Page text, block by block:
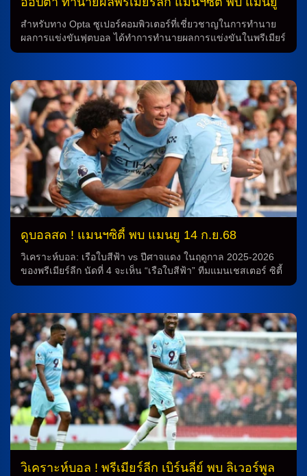
พร้อมสถิติน่าสนใจ
สำหรับทาง Opta ซูเปอร์คอมพิวเตอร์ที่เชี่ยวชาญในการทำนาย
ผลการแข่งขันฟุตบอล ได้ทำการทำนายผลการแข่งขันในพรีเมียร์
ลีกอังกฤษ นัดที่ 4 ของฤดูกาล 2025-2026 ระหว่างทีม “เรือใบสี
“ปีศาจแดง” คือ แมนฯ ยูไนเต็ด ที่อยู่ในอันดับที่ 9 ในวันอาทิตย์ที่
14 กันยายน 2568 เวลา 22.30 น. ตามเวลาประเทศไทย **การ
ทำนายผลการแข่งขัน** การทำนายของ Opta คาดการณ์ว่า แมน
เชสเตอร์ ซิตี้ จะมีโอกาสคว้าชัยชนะถึง 65.6% ในขณะที่ แมนฯ
ยูไนเต็ด จะมีโอกาสคว้าชัยเพียง 15.8% และโอกาสที่จะเกิดผล
เสมอคือ 18.6% **สถิติที่น่าสนใจ** ทีมแมนซิตี้ ได้คว้าชัยชนะมา
แล้ว 5 จาก 8 นัดที่ผ่านมาในพรีเมียร์ลีกที่พบกับทีมแมนยูไนเต็ด
(เสมอ 1 […]
ดูบอลสด ! แมนฯซิตี้ พบ แมนยู 14 ก.ย.68
วิเคราะห์บอล: เรือใบสีฟ้า vs ปีศาจแดง ในฤดูกาล 2025-2026
ของพรีเมียร์ลีก นัดที่ 4 จะเห็น “เรือใบสีฟ้า” ทีมแมนเชสเตอร์ ซิตี้
อยู่ในตำแหน่งที่ 13 ต้องเผชิญกับ “ปีศาจแดง” ทีมแมนฯ ยูไนเต็ด
กันยายน 2568 เวลา 22.30 น. ตามเวลาประเทศไทย การทำนาย
ผล จากผลงานล่าสุดของทั้งสองทีมในลีกฤดูกาลที่ผ่านมา พบกัน 2
นัด พบกัน 2 นัด ทั้งทีมเสมอหนึ่งครั้ง และทีมแมนฯ ยูไนเต็ดชนะ
ทีมแมนเชสเตอร์ ซิตี้ 2-1 ในการพบกันล่าสุด ดังนั้น การทำนาย
ว่าการแข่งขันระหว่าง “เรือใบสีฟ้า” แมนเชสเตอร์ ซิตี้ และ
“ปีศาจแดง” แมนฯ ยูไนเต็ด จะเป็นการแข่งขันที่มีความ
สนุกสนานและดูดซึมใจของผู้ชมให้มากยิ่งขึ้น วิเคราะห์ฟุตบอล
[…]
วิเคราะห์บอล ! พรีเมียร์ลีก เบิร์นลี่ย์ พบ ลิเวอร์พูล